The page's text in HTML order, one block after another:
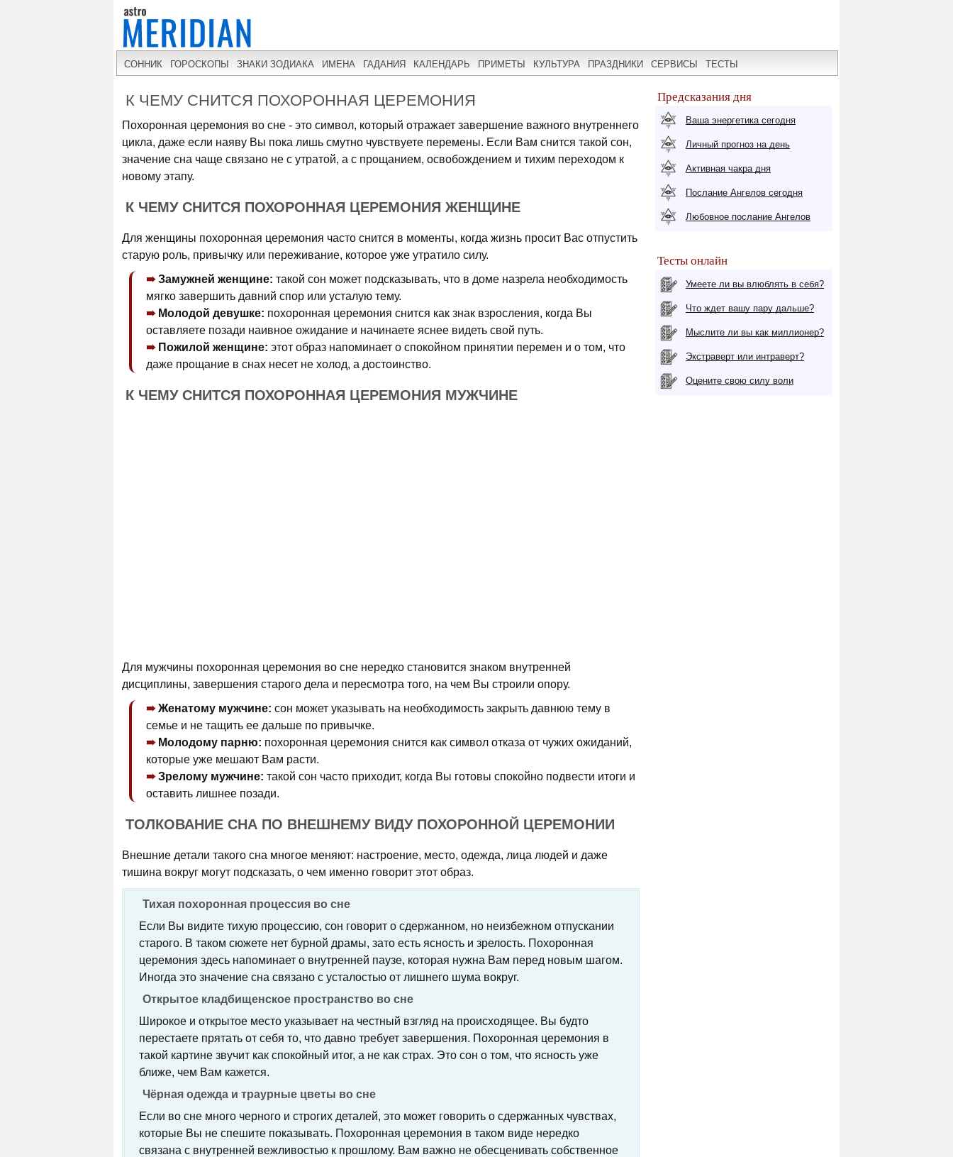
СОННИК ГОРОСКОПЫ ЗНАКИ ЗОДИАКА ИМЕНА ГАДАНИЯ КАЛЕНДАРЬ ПРИМЕТЫ КУЛЬТУРА ПРАЗДНИКИ СЕРВИСЫ ТЕСТЫ
К ЧЕМУ СНИТСЯ ПОХОРОННАЯ ЦЕРЕМОНИЯ
Похоронная церемония во сне - это символ, который отражает завершение важного внутреннего
цикла, даже если наяву Вы пока лишь смутно чувствуете перемены. Если Вам снится такой сон,
значение сна чаще связано не с утратой, а с прощанием, освобождением и тихим переходом к
новому этапу.
К ЧЕМУ СНИТСЯ ПОХОРОННАЯ ЦЕРЕМОНИЯ ЖЕНЩИНЕ
Для женщины похоронная церемония часто снится в моменты, когда жизнь просит Вас отпустить
старую роль, привычку или переживание, которое уже утратило силу.
Замужней женщине: такой сон может подсказывать, что в доме назрела необходимость
мягко завершить давний спор или усталую тему.
Молодой девушке: похоронная церемония снится как знак взросления, когда Вы
оставляете позади наивное ожидание и начинаете яснее видеть свой путь.
Пожилой женщине: этот образ напоминает о спокойном принятии перемен и о том, что
даже прощание в снах несет не холод, а достоинство.
К ЧЕМУ СНИТСЯ ПОХОРОННАЯ ЦЕРЕМОНИЯ МУЖЧИНЕ
Для мужчины похоронная церемония во сне нередко становится знаком внутренней
дисциплины, завершения старого дела и пересмотра того, на чем Вы строили опору.
Женатому мужчине: сон может указывать на необходимость закрыть давнюю тему в
семье и не тащить ее дальше по привычке.
Молодому парню: похоронная церемония снится как символ отказа от чужих ожиданий,
которые уже мешают Вам расти.
Зрелому мужчине: такой сон часто приходит, когда Вы готовы спокойно подвести итоги и
оставить лишнее позади.
ТОЛКОВАНИЕ СНА ПО ВНЕШНЕМУ ВИДУ ПОХОРОННОЙ ЦЕРЕМОНИИ
Внешние детали такого сна многое меняют: настроение, место, одежда, лица людей и даже
тишина вокруг могут подсказать, о чем именно говорит этот образ.
Тихая похоронная процессия во сне
Если Вы видите тихую процессию, сон говорит о сдержанном, но неизбежном отпускании
старого. В таком сюжете нет бурной драмы, зато есть ясность и зрелость. Похоронная
церемония здесь напоминает о внутренней паузе, которая нужна Вам перед новым шагом.
Иногда это значение сна связано с усталостью от лишнего шума вокруг.
Открытое кладбищенское пространство во сне
Широкое и открытое место указывает на честный взгляд на происходящее. Вы будто
перестаете прятать от себя то, что давно требует завершения. Похоронная церемония в
такой картине звучит как спокойный итог, а не как страх. Это сон о том, что ясность уже
ближе, чем Вам кажется.
Чёрная одежда и траурные цветы во сне
Если во сне много черного и строгих деталей, это может говорить о сдержанных чувствах,
которые Вы не спешите показывать. Похоронная церемония в таком виде нередко
связана с внутренней вежливостью к прошлому. Вам важно не обесценивать собственное
Предсказания дня
Ваша энергетика сегодня
Личный прогноз на день
Активная чакра дня
Послание Ангелов сегодня
Любовное послание Ангелов
Тесты онлайн
Умеете ли вы влюблять в себя?
Что ждет вашу пару дальше?
Мыслите ли вы как миллионер?
Экстраверт или интраверт?
Оцените свою силу воли